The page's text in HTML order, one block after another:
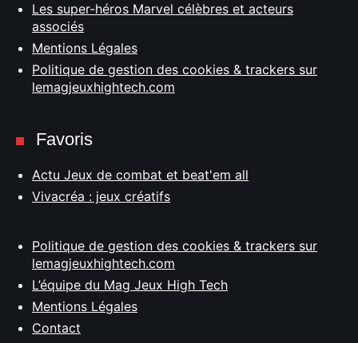
Les super-héros Marvel célèbres et acteurs
associés
Mentions Légales
Politique de gestion des cookies & trackers sur
lemagjeuxhightech.com
Favoris
Actu Jeux de combat et beat'em all
Vivacréa : jeux créatifs
Politique de gestion des cookies & trackers sur
lemagjeuxhightech.com
L’équipe du Mag Jeux High Tech
Mentions Légales
Contact